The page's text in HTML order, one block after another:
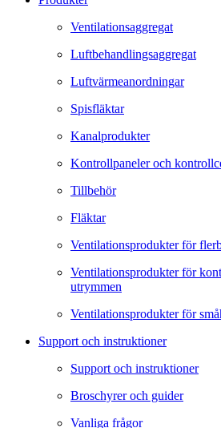
Ventilationsaggregat
Luftbehandlingsaggregat
Luftvärmeanordningar
Spisfläktar
Kanalprodukter
Kontrollpaneler och
Tillbehör
Fläktar
Ventilationsprodukter för
Ventilationsprodukter för
utrymmen
Ventilationsprodukter för
Support och instruktioner
Support och instruktioner
Broschyrer och guider
Vanliga frågor